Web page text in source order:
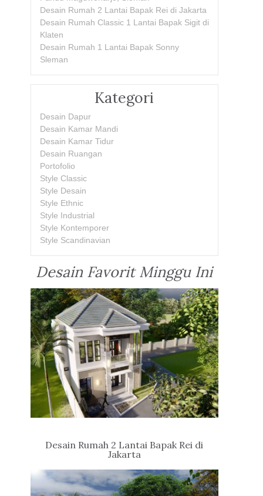
Desain Rumah 2 Lantai Bapak Rei di Jakarta
Desain Rumah Classic 1 Lantai Bapak Sigit di
Klaten
Desain Rumah 1 Lantai Bapak Sonny
Sleman
Kategori
Desain Dapur
Desain Kamar Mandi
Desain Kamar Tidur
Desain Ruangan
Portofolio
Style Classic
Style Desain
Style Ethnic
Style Industrial
Style Kontemporer
Style Scandinavian
Desain Favorit Minggu Ini
Desain Rumah 2 Lantai Bapak Rei di
Jakarta